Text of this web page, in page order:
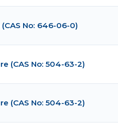
(CAS No: 646-06-0)
(CAS No: 504-63-2)
(CAS No: 504-63-2)